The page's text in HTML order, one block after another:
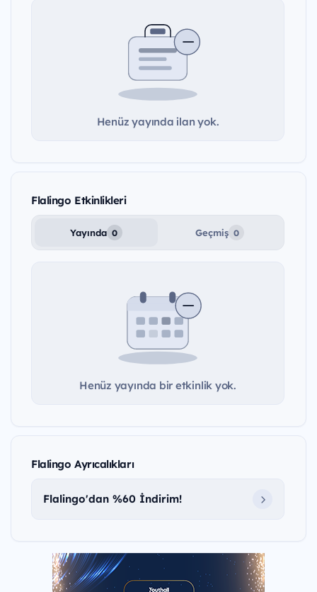
Henüz yayında ilan yok.
Flalingo Etkinlikleri
Yayında 0 Geçmiş 0
Henüz yayında bir etkinlik yok.
Flalingo Ayrıcalıkları
Flalingo'dan %60 İndirim!